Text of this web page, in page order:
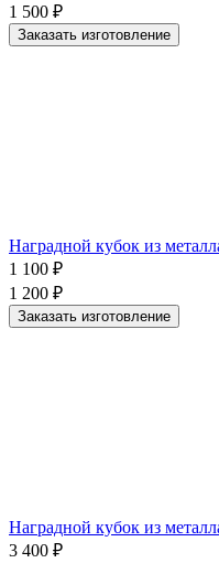
1 500 ₽
Заказать изготовление
Наградной кубок из
1 100 ₽
1 200 ₽
Заказать изготовление
Наградной кубок из
3 400 ₽